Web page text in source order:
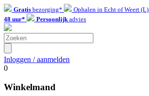
Gratis bezorging* Ophalen in Echt of Weert (L)
48 uur*
Persoonlijkadvies
Inloggen / aanmelden
0
Winkelmand